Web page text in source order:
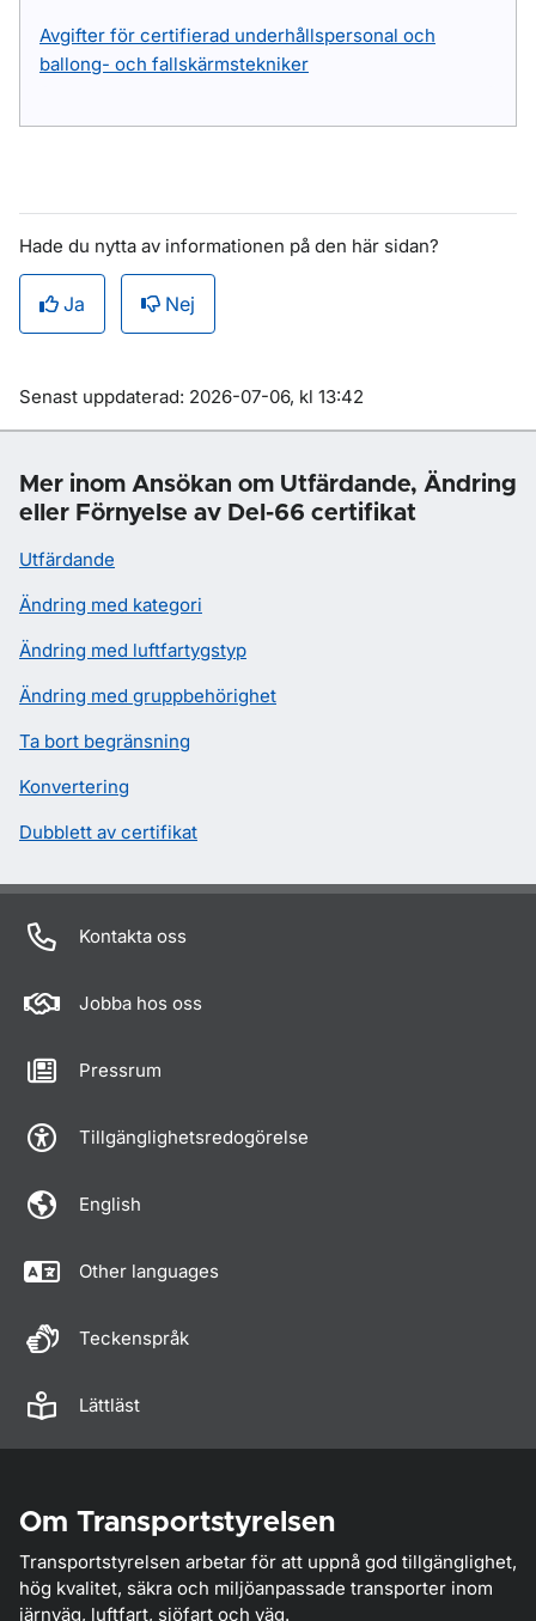
Avgifter för certifierad underhållspersonal och
ballong- och fallskärmstekniker
Hade du nytta av informationen på den här sidan?
Ja Nej
Om sidan
Senast uppdaterad: 2026-07-06, kl 13:42
Mer inom Ansökan om Utfärdande, Ändring
eller Förnyelse av Del-66 certifikat
Utfärdande
Ändring med kategori
Ändring med luftfartygstyp
Ändring med gruppbehörighet
Ta bort begränsning
Konvertering
Dubblett av certifikat
Kontakta oss
Jobba hos oss
Pressrum
Tillgänglighetsredogörelse
English
Other languages
Teckenspråk
Lättläst
Om Transportstyrelsen
Transportstyrelsen arbetar för att uppnå god tillgänglighet,
hög kvalitet, säkra och miljöanpassade transporter inom
järnväg, luftfart, sjöfart och väg.